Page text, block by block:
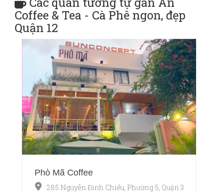
Coffee & Tea - Cà Phê ngon, đẹp
Quận 12
Phò Mã Coffee
285 Nguyễn Đình Chiểu, Phường 5, Quận 3, Thành